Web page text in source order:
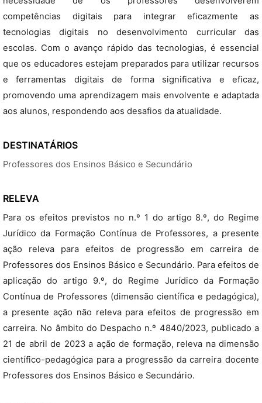
competências digitais para integrar eficazmente as
tecnologias digitais no desenvolvimento curricular das
escolas. Com o avanço rápido das tecnologias, é essencial
que os educadores estejam preparados para utilizar recursos
e ferramentas digitais de forma significativa e eficaz,
promovendo uma aprendizagem mais envolvente e adaptada
aos alunos, respondendo aos desafios da atualidade.
DESTINATÁRIOS
Professores dos Ensinos Básico e Secundário
RELEVA
Para os efeitos previstos no n.º 1 do artigo 8.º, do Regime
Jurídico da Formação Contínua de Professores, a presente
ação releva para efeitos de progressão em carreira de
Professores dos Ensinos Básico e Secundário. Para efeitos de
aplicação do artigo 9.º, do Regime Jurídico da Formação
Contínua de Professores (dimensão científica e pedagógica),
a presente ação não releva para efeitos de progressão em
carreira. No âmbito do Despacho n.º 4840/2023, publicado a
21 de abril de 2023 a ação de formação, releva na dimensão
científico-pedagógica para a progressão da carreira docente
Professores dos Ensinos Básico e Secundário.